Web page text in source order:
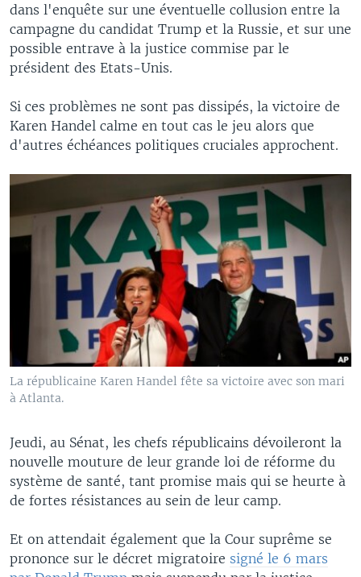
dans l'enquête sur une éventuelle collusion entre la
campagne du candidat Trump et la Russie, et sur une
possible entrave à la justice commise par le
président des Etats-Unis.
Si ces problèmes ne sont pas dissipés, la victoire de
Karen Handel calme en tout cas le jeu alors que
d'autres échéances politiques cruciales approchent.
La républicaine Karen Handel fête sa victoire avec son mari
à Atlanta.
Jeudi, au Sénat, les chefs républicains dévoileront la
nouvelle mouture de leur grande loi de réforme du
système de santé, tant promise mais qui se heurte à
de fortes résistances au sein de leur camp.
Et on attendait également que la Cour suprême se
prononce sur le décret migratoire signé le 6 mars